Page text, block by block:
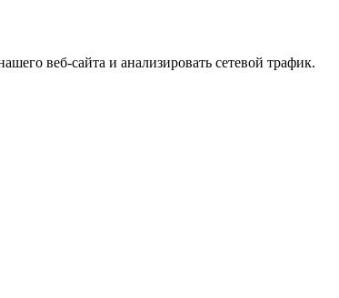
веб-сайта и анализировать сетевой трафик.